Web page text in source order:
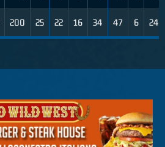
200 25 22 16 34 47 6 24